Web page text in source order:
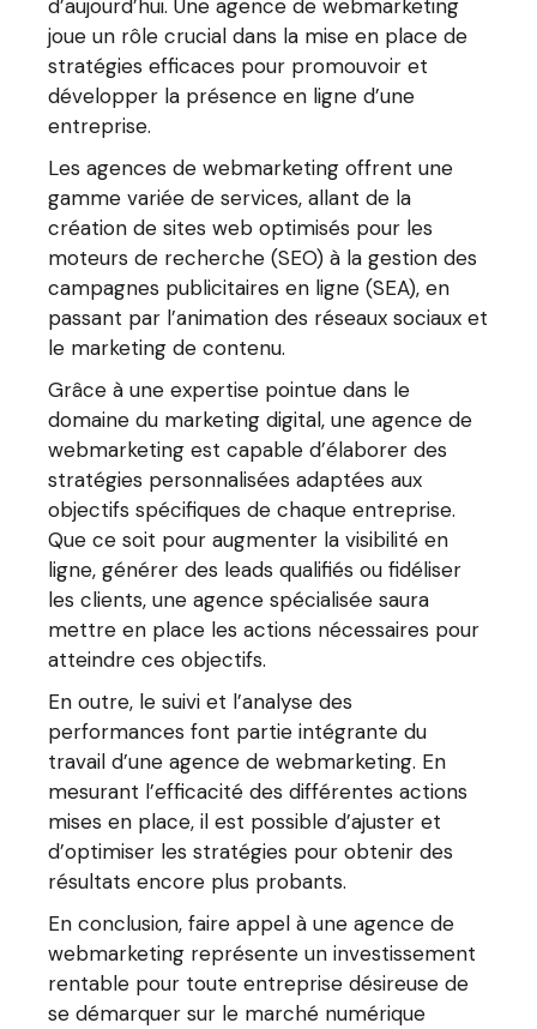
d’aujourd’hui. Une agence de webmarketing
joue un rôle crucial dans la mise en place de
stratégies efficaces pour promouvoir et
développer la présence en ligne d’une
entreprise.
Les agences de webmarketing offrent une
gamme variée de services, allant de la
création de sites web optimisés pour les
moteurs de recherche (SEO) à la gestion des
campagnes publicitaires en ligne (SEA), en
passant par l’animation des réseaux sociaux et
le marketing de contenu.
Grâce à une expertise pointue dans le
domaine du marketing digital, une agence de
webmarketing est capable d’élaborer des
stratégies personnalisées adaptées aux
objectifs spécifiques de chaque entreprise.
Que ce soit pour augmenter la visibilité en
ligne, générer des leads qualifiés ou fidéliser
les clients, une agence spécialisée saura
mettre en place les actions nécessaires pour
atteindre ces objectifs.
En outre, le suivi et l’analyse des
performances font partie intégrante du
travail d’une agence de webmarketing. En
mesurant l’efficacité des différentes actions
mises en place, il est possible d’ajuster et
d’optimiser les stratégies pour obtenir des
résultats encore plus probants.
En conclusion, faire appel à une agence de
webmarketing représente un investissement
rentable pour toute entreprise désireuse de
se démarquer sur le marché numérique